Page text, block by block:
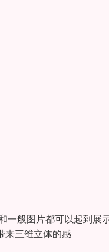
一般图片都可以起到展
来三维立体的感